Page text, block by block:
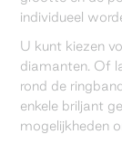
individueel
U kunt kiezen
diamanten. Of
rond de
enkele briljant
mogelijkheden